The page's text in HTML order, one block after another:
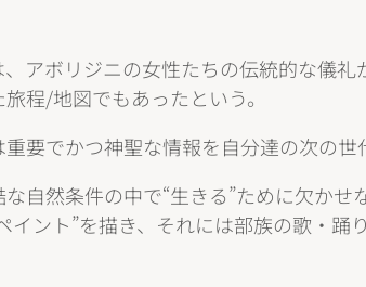
アボリジニの女性たちの伝統的な儀
程/地図でもあったという。
要でかつ神聖な情報を自分達の次の世
自然条件の中で“生きる”ために欠か
イント”を描き、それには部族の歌・